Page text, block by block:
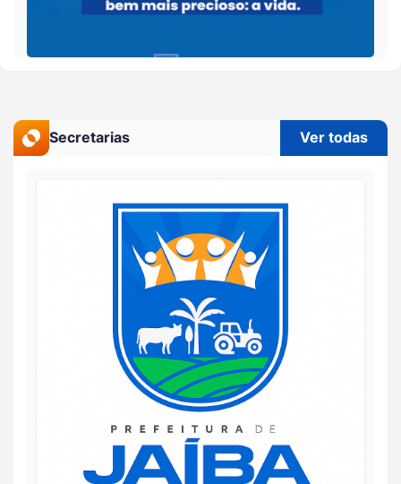
Secretarias Ver todas